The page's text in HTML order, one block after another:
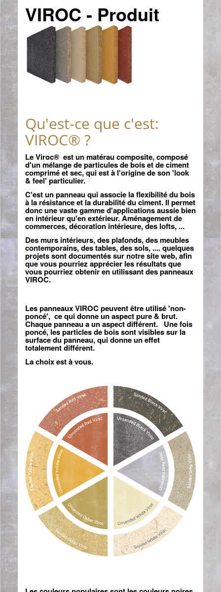
VIROC - Produit
Qu'est-ce que c'est:
VIROC® ?
Le Viroc® est un matérau composite, composé
d'un mélange de particules de bois et de ciment
comprimé et sec, qui est à l'origine de son 'look
& feel' particulier.
C'est un panneau qui associe la flexibilité du bois
à la résistance et la durabilité du ciment. Il permet
donc une vaste gamme d'applications aussie bien
en intérieur qu'en extérieur. Aménagement de
commerces, décoration intérieure, des lofts, ...
Des murs intérieurs, des plafonds, des meubles
contemporains, des tables, des sols, .... quelques
projets sont documentés sur notre site web, afin
que vous pourriez apprécier les résultats que
vous pourriez obtenir en utilissant des panneaux
VIROC.
Les panneaux VIROC peuvent être utilisé 'non-
poncé', ce qui donne un aspect pure & brut.
Chaque panneau a un aspect différent. Une fois
poncé, les particles de bois sont visibles sur la
surface du panneau, qui donne un effet
totalement différent.
La choix est à vous.